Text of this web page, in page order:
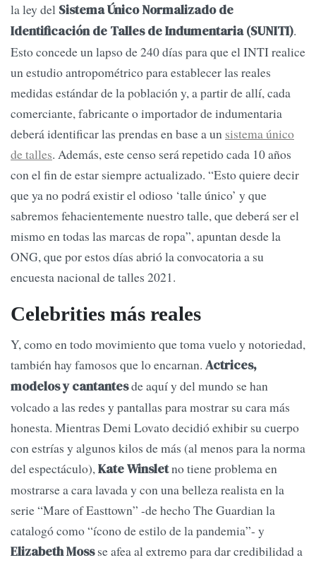
la ley del Sistema Único Normalizado de
Identificación de Talles de Indumentaria (SUNITI).
Esto concede un lapso de 240 días para que el INTI realice
un estudio antropométrico para establecer las reales
medidas estándar de la población y, a partir de allí, cada
comerciante, fabricante o importador de indumentaria
deberá identificar las prendas en base a un sistema único
de talles. Además, este censo será repetido cada 10 años
con el fin de estar siempre actualizado. “Esto quiere decir
que ya no podrá existir el odioso ‘talle único’ y que
sabremos fehacientemente nuestro talle, que deberá ser el
mismo en todas las marcas de ropa”, apuntan desde la
ONG, que por estos días abrió la convocatoria a su
encuesta nacional de talles 2021.
Celebrities más reales
Y, como en todo movimiento que toma vuelo y notoriedad,
también hay famosos que lo encarnan. Actrices,
modelos y cantantesde aquí y del mundo se han
volcado a las redes y pantallas para mostrar su cara más
honesta. Mientras Demi Lovato decidió exhibir su cuerpo
con estrías y algunos kilos de más (al menos para la norma
del espectáculo),Kate Winsletno tiene problema en
mostrarse a cara lavada y con una belleza realista en la
serie “Mare of Easttown” -de hecho The Guardian la
catalogó como “ícono de estilo de la pandemia”- y
Elizabeth Mossse afea al extremo para dar credibilidad a